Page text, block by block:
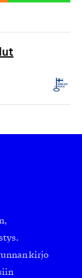
kirjo